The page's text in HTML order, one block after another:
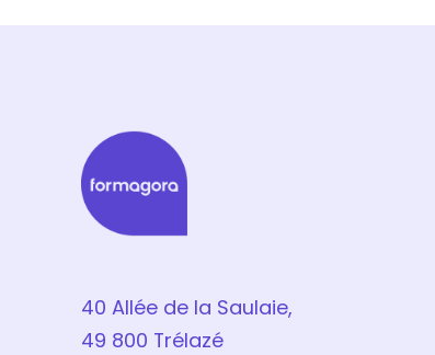
40 Allée de la Saulaie,
49 800 Trélazé